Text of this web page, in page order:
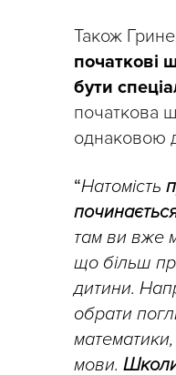
Також
початкові
бути
початкова
однаковою
“Натомість
там ви вже
що більш
дитини.
обрати
математики,
мови. Школи